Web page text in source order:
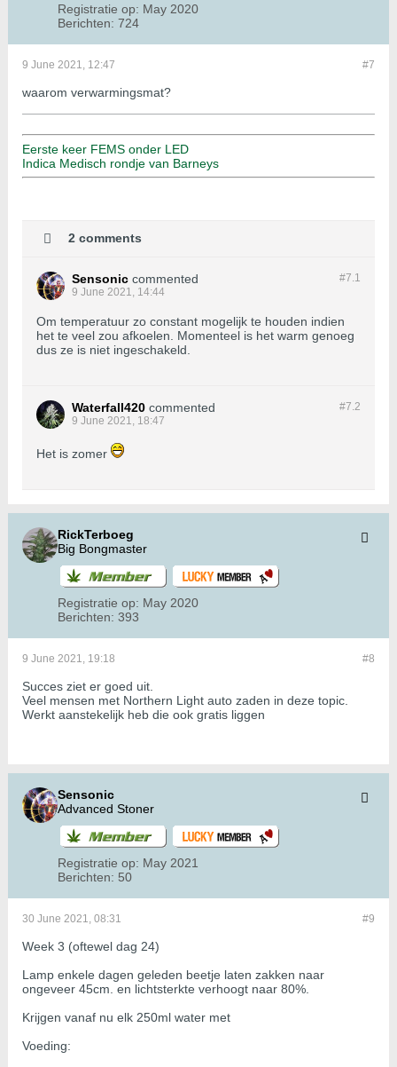
Registratie op: May 2020
Berichten: 724
#7
9 June 2021, 12:47
waarom verwarmingsmat?
Eerste keer FEMS onder LED
Indica Medisch rondje van Barneys
2 comments
#7.1
Sensonic commented
9 June 2021, 14:44
Om temperatuur zo constant mogelijk te houden indien
het te veel zou afkoelen. Momenteel is het warm genoeg
dus ze is niet ingeschakeld.
#7.2
Waterfall420 commented
9 June 2021, 18:47
Het is zomer
RickTerboeg
Big Bongmaster
Registratie op: May 2020
Berichten: 393
#8
9 June 2021, 19:18
Succes ziet er goed uit.
Veel mensen met Northern Light auto zaden in deze topic.
Werkt aanstekelijk heb die ook gratis liggen
Sensonic
Advanced Stoner
Registratie op: May 2021
Berichten: 50
#9
30 June 2021, 08:31
Week 3 (oftewel dag 24)
Lamp enkele dagen geleden beetje laten zakken naar
ongeveer 45cm. en lichtsterkte verhoogt naar 80%.
Krijgen vanaf nu elk 250ml water met
Voeding: